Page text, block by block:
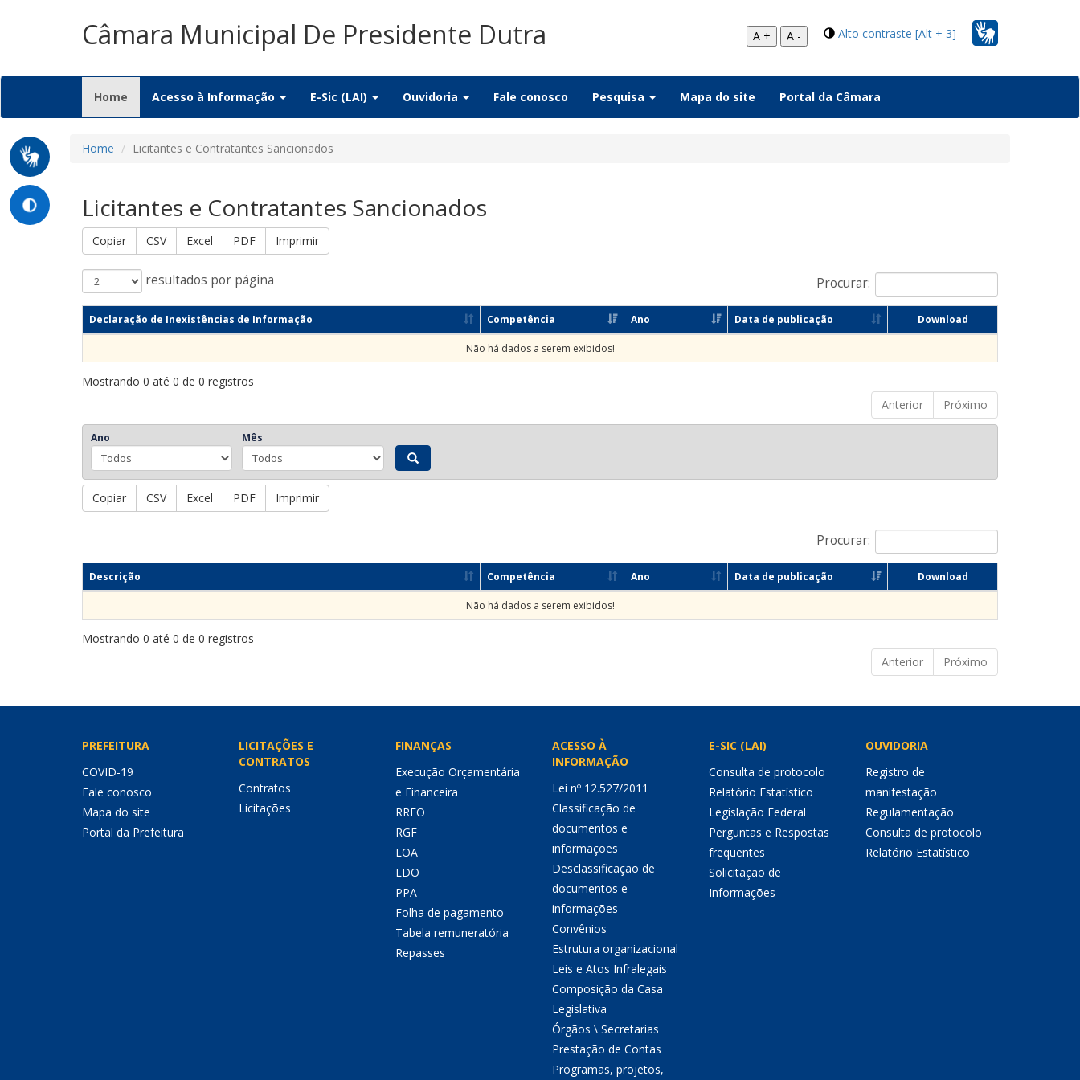
Câmara Municipal De Presidente Dutra Alto contraste [Alt + 3]
A + A -
Home (current)
Acesso à Informação E-Sic (LAI) Ouvidoria Fale conosco Pesquisa Mapa do site Portal da Câmara
Home Licitantes e Contratantes Sancionados
Licitantes e Contratantes Sancionados
Copiar CSV Excel PDF Imprimir
resultados por página Procurar:
Declaração de Inexistências de Informação Competência Ano Data de publicação Download
Não há dados a serem exibidos!
Mostrando 0 até 0 de 0 registros
Anterior
Próximo
Ano Mês
Copiar CSV Excel PDF Imprimir
Procurar:
Descrição Competência Ano Data de publicação Download
Não há dados a serem exibidos!
Mostrando 0 até 0 de 0 registros
Anterior
Próximo
PREFEITURA
COVID-19
Fale conosco
Mapa do site
Portal da Prefeitura
LICITAÇÕES E
CONTRATOS
Contratos
Licitações
FINANÇAS
Execução Orçamentária
e Financeira
RREO
RGF
LOA
LDO
PPA
Folha de pagamento
Tabela remuneratória
Repasses
ACESSO À
INFORMAÇÃO
Lei nº 12.527/2011
Classificação de
documentos e
informações
Desclassificação de
documentos e
informações
Convênios
Estrutura organizacional
Leis e Atos Infralegais
Composição da Casa
Legislativa
Órgãos \ Secretarias
Prestação de Contas
Programas, projetos,
E-SIC (LAI)
Consulta de protocolo
Relatório Estatístico
Legislação Federal
Perguntas e Respostas
frequentes
Solicitação de
Informações
OUVIDORIA
Registro de
manifestação
Regulamentação
Consulta de protocolo
Relatório Estatístico